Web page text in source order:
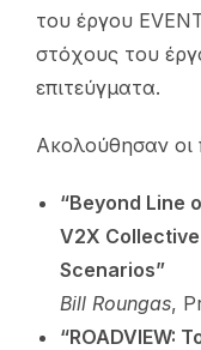
του έργου
στόχους του
επιτεύγματα.
Ακολούθησαν οι
“Beyond Line
V2X
Scenarios”
Bill Roungas,
“ROADVIEW: